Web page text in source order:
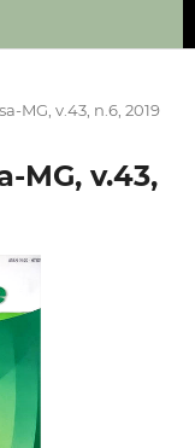
MG, v.43, n.6, 2019
MG, v.43,